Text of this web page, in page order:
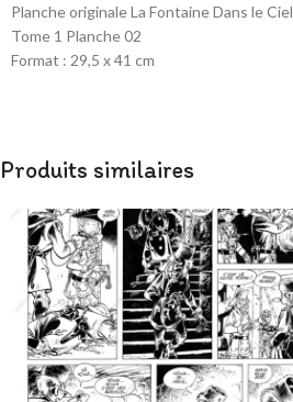
Planche originale La Fontaine Dans le Ciel
Tome 1 Planche 02
Format : 29,5 x 41 cm
Produits similaires